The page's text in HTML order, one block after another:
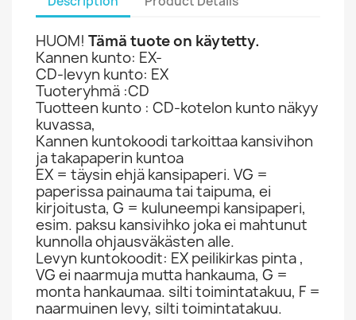
HUOM! Tämä tuote on käytetty.
Kannen kunto: EX-
CD-levyn kunto: EX
Tuoteryhmä :CD
Tuotteen kunto : CD-kotelon kunto näkyy
kuvassa,
Kannen kuntokoodi tarkoittaa kansivihon
ja takapaperin kuntoa
EX = täysin ehjä kansipaperi. VG =
paperissa painauma tai taipuma, ei
kirjoitusta, G = kuluneempi kansipaperi,
esim. paksu kansivihko joka ei mahtunut
kunnolla ohjausväkästen alle.
Levyn kuntokoodit: EX peilikirkas pinta ,
VG ei naarmuja mutta hankauma, G =
monta hankaumaa. silti toimintatakuu, F =
naarmuinen levy, silti toimintatakuu.